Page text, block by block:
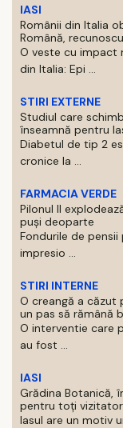
IASI
Românii din Italia
Română,
O veste cu impact
din Italia: Epi ...
STIRI EXTERNE
Studiul care
înseamnă pentru
Diabetul de tip 2
cronice la ...
FARMACIA VERDE
Pilonul II
puși deoparte
Fondurile de
impresio ...
STIRI INTERNE
O creangă a căzut
un pas să rămână
O interventie care
au fost ...
IASI
Grădina Botanică,
pentru toți
Iasul are un motiv